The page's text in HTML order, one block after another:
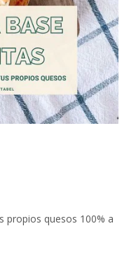
propios quesos 100% a